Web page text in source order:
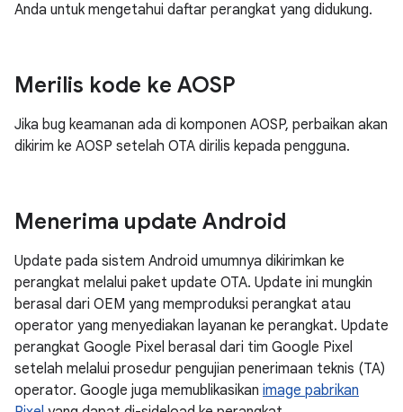
Anda untuk mengetahui daftar perangkat yang didukung.
Merilis kode ke AOSP
Jika bug keamanan ada di komponen AOSP, perbaikan akan
dikirim ke AOSP setelah OTA dirilis kepada pengguna.
Menerima update Android
Update pada sistem Android umumnya dikirimkan ke
perangkat melalui paket update OTA. Update ini mungkin
berasal dari OEM yang memproduksi perangkat atau
operator yang menyediakan layanan ke perangkat. Update
perangkat Google Pixel berasal dari tim Google Pixel
setelah melalui prosedur pengujian penerimaan teknis (TA)
operator. Google juga memublikasikan image pabrikan